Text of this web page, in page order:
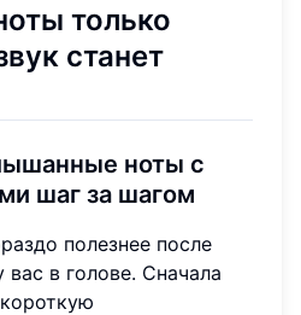
только
станет
ноты с
шаг за шагом
полезнее после
вас в голове. Сначала